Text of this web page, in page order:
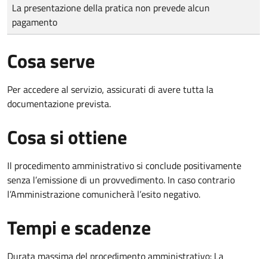
La presentazione della pratica non prevede alcun
pagamento
Cosa serve
Per accedere al servizio, assicurati di avere tutta la
documentazione prevista.
Cosa si ottiene
Il procedimento amministrativo si conclude positivamente
senza l’emissione di un provvedimento. In caso contrario
l’Amministrazione comunicherà l’esito negativo.
Tempi e scadenze
Durata massima del procedimento amministrativo: La